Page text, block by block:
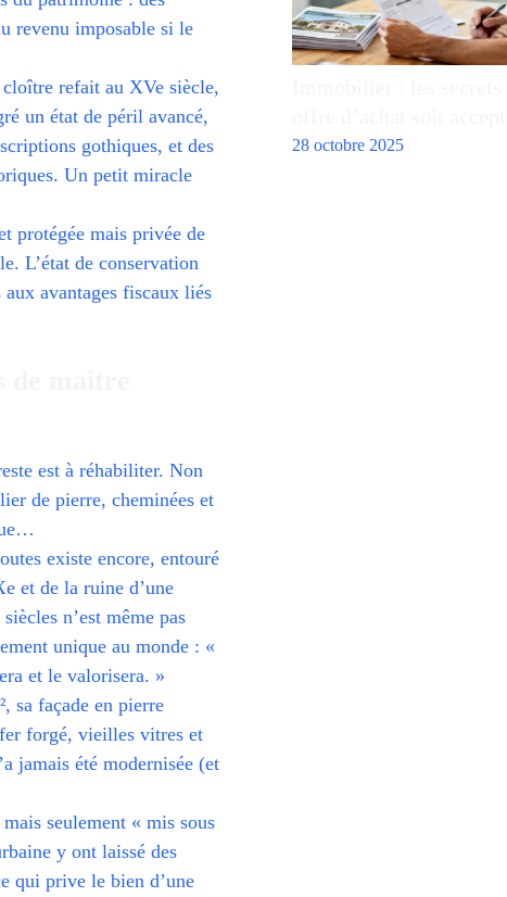
revenu imposable si le
refait au XVe siècle,
un état de péril avancé,
gothiques, et des
Un petit miracle
protégée mais privée de
L’état de conservation
avantages fiscaux liés
est à réhabiliter. Non
de pierre, cheminées et
existe encore, entouré
et de la ruine d’une
n’est même pas
unique au monde : «
et le valorisera. »
sa façade en pierre
forgé, vieilles vitres et
jamais été modernisée (et
seulement « mis sous
y ont laissé des
qui prive le bien d’une
28 octobre 2025